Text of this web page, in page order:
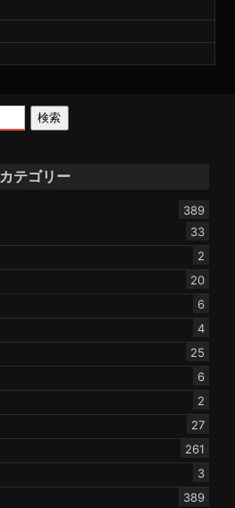
検索
カテゴリー
389
33
2
20
6
4
25
6
2
27
261
3
389